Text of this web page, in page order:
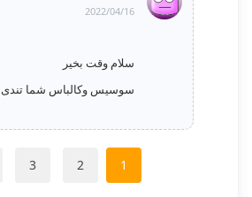
2022/04/16
سلام وقت بخیر
سوسیس وکالباس شما تندی
1
2
3